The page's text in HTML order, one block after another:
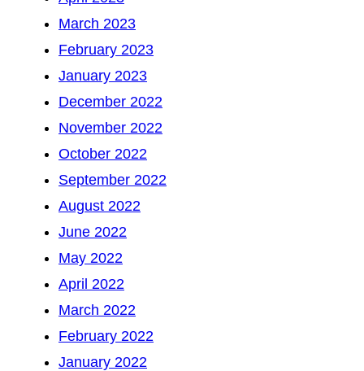
March 2023
February 2023
January 2023
December 2022
November 2022
October 2022
September 2022
August 2022
June 2022
May 2022
April 2022
March 2022
February 2022
January 2022